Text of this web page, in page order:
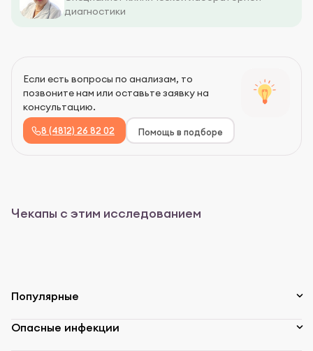
диагностики
Если есть вопросы по анализам, то
позвоните нам или оставьте заявку на
консультацию.
8 (4812) 26 82 02 Помощь в подборе
Чекапы с этим исследованием
Популярные
Опасные инфекции